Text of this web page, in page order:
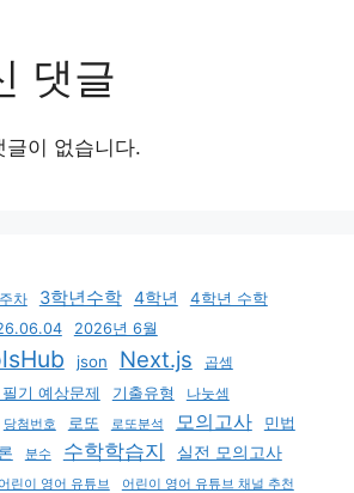
댓글
글이 없습니다.
차 3학년수학 4학년 4학년 수학
2026년 6월
json Next.js
곱셈
기 예상문제
기출유형 나눗셈
당첨번호 로또 로또분석 모의고사
민법
분수 수학학습지 실전 모의고사
어린이 영어 유튜브 어린이 영어 유튜브 채널 추천